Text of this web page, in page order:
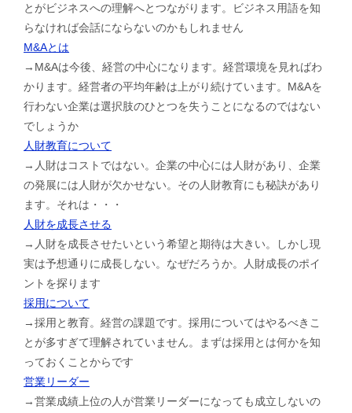
とがビジネスへの理解へとつながります。ビジネス用語を知
らなければ会話にならないのかもしれません
M&Aとは
→M&Aは今後、経営の中心になります。経営環境を見ればわ
かります。経営者の平均年齢は上がり続けています。M&Aを
行わない企業は選択肢のひとつを失うことになるのではない
でしょうか
人財教育について
→人財はコストではない。企業の中心には人財があり、企業
の発展には人財が欠かせない。その人財教育にも秘訣があり
ます。それは・・・
人財を成長させる
→人財を成長させたいという希望と期待は大きい。しかし現
実は予想通りに成長しない。なぜだろうか。人財成長のポイ
ントを探ります
採用について
→採用と教育。経営の課題です。採用についてはやるべきこ
とが多すぎて理解されていません。まずは採用とは何かを知
っておくことからです
営業リーダー
→営業成績上位の人が営業リーダーになっても成立しないの